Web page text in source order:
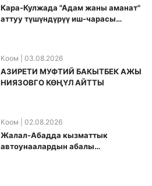
Кара-Кулжада "Адам жаны аманат"
аттуу түшүндүрүү иш-чарасы
Коом | 03.08.2026
АЗИРЕТИ МУФТИЙ БАКЫТБЕК АЖЫ
НИЯЗОВГО КӨҢҮЛ АЙТТЫ
Коом | 02.08.2026
Жалал-Абадда кызматтык
автоунаалардын абалы